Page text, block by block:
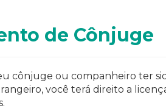
de Cônjuge
cônjuge ou companheiro ter
você terá direito a